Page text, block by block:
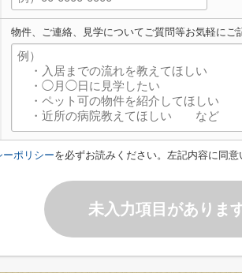
物件、ご連絡、見学についてご質問等お気軽にご
ーポリシーを必ずお読みください。左記内容に同
未入力項目がありま